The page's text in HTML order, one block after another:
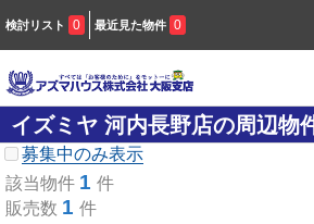
検討リスト 0 最近見た物件 0
イズミヤ 河内長野店の周辺物
募集中のみ表示
該当物件 1 件
販売数 1 件